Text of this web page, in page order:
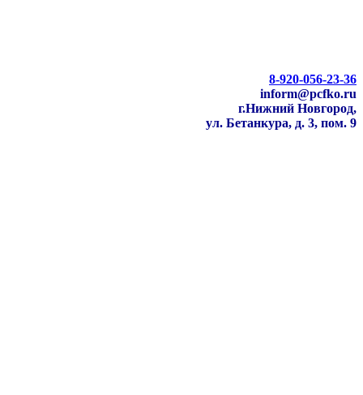
8-920-056-23-36
inform@pcfko.ru
г.Нижний Новгород,
ул. Бетанкура, д. 3, пом. 9